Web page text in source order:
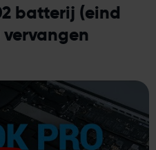
batterij (eind
vervangen